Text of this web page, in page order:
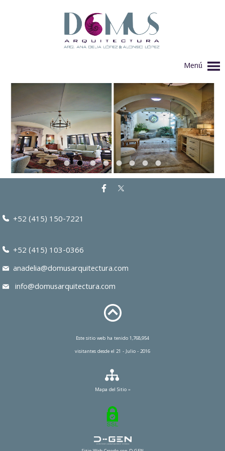
Menú
+52 (415) 150-7221
+52 (415) 103-0366
anadelia@domusarquitectura.com
info@domusarquitectura.com
Este sitio web ha tenido 1,768,954
visitantes desde el 21 - Julio - 2016
Mapa del Sitio »